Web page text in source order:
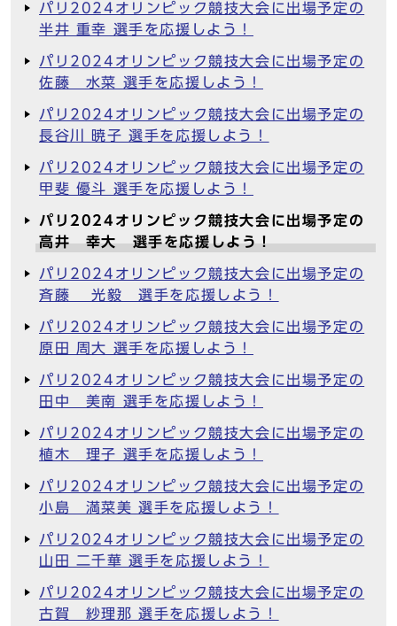
パリ2024オリンピック競技大会に出場予定の
半井 重幸 選手を応援しよう！
パリ2024オリンピック競技大会に出場予定の
佐藤 水菜 選手を応援しよう！
パリ2024オリンピック競技大会に出場予定の
長谷川 暁子 選手を応援しよう！
パリ2024オリンピック競技大会に出場予定の
甲斐 優斗 選手を応援しよう！
パリ2024オリンピック競技大会に出場予定の
高井 幸大 選手を応援しよう！
パリ2024オリンピック競技大会に出場予定の
斉藤 光毅 選手を応援しよう！
パリ2024オリンピック競技大会に出場予定の
原田 周大 選手を応援しよう！
パリ2024オリンピック競技大会に出場予定の
田中 美南 選手を応援しよう！
パリ2024オリンピック競技大会に出場予定の
植木 理子 選手を応援しよう！
パリ2024オリンピック競技大会に出場予定の
小島 満菜美 選手を応援しよう！
パリ2024オリンピック競技大会に出場予定の
山田 二千華 選手を応援しよう！
パリ2024オリンピック競技大会に出場予定の
古賀 紗理那 選手を応援しよう！